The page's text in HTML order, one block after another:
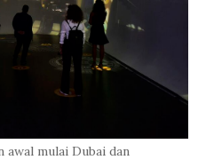
mulai Dubai dan